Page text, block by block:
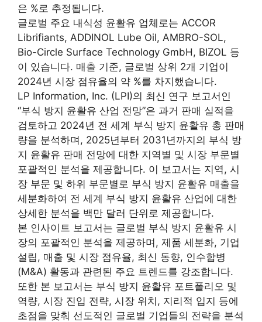
은 %로 추정됩니다.
글로벌 주요 내식성 윤활유 업체로는 ACCOR
Librifiants, ADDINOL Lube Oil, AMBRO-SOL,
Bio-Circle Surface Technology GmbH, BIZOL 등
이 있습니다. 매출 기준, 글로벌 상위 2개 기업이
2024년 시장 점유율의 약 %를 차지했습니다.
LP Information, Inc. (LPI)의 최신 연구 보고서인
“부식 방지 윤활유 산업 전망”은 과거 판매 실적을
검토하고 2024년 전 세계 부식 방지 윤활유 총 판매
량을 분석하며, 2025년부터 2031년까지의 부식 방
지 윤활유 판매 전망에 대한 지역별 및 시장 부문별
포괄적인 분석을 제공합니다. 이 보고서는 지역, 시
장 부문 및 하위 부문별로 부식 방지 윤활유 매출을
세분화하여 전 세계 부식 방지 윤활유 산업에 대한
상세한 분석을 백만 달러 단위로 제공합니다.
본 인사이트 보고서는 글로벌 부식 방지 윤활유 시
장의 포괄적인 분석을 제공하며, 제품 세분화, 기업
설립, 매출 및 시장 점유율, 최신 동향, 인수합병
(M&A) 활동과 관련된 주요 트렌드를 강조합니다.
또한 본 보고서는 부식 방지 윤활유 포트폴리오 및
역량, 시장 진입 전략, 시장 위치, 지리적 입지 등에
초점을 맞춰 선도적인 글로벌 기업들의 전략을 분석